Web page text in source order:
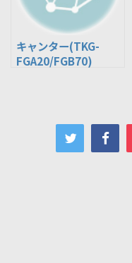
キャンター(TKG-
FGA20/FGB70)